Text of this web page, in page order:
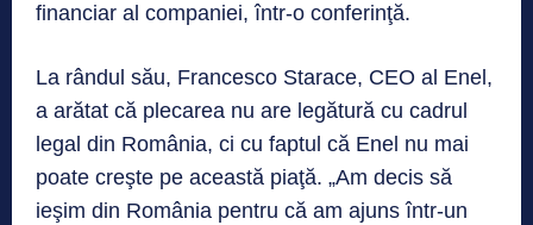
financiar al companiei, într-o conferinţă.
La rândul său, Francesco Starace, CEO al Enel,
a arătat că plecarea nu are legătură cu cadrul
legal din România, ci cu faptul că Enel nu mai
poate creşte pe această piaţă. „Am decis să
ieşim din România pentru că am ajuns într-un